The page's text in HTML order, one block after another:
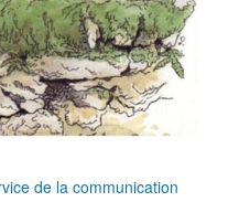
de la communication